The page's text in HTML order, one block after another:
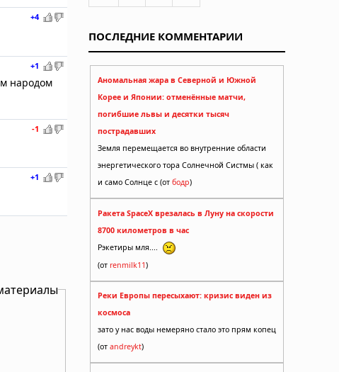
+4
+1
народом
-1
+1
ПОСЛЕДНИЕ КОММЕНТАРИИ
Аномальная жара в Северной и Южной
Корее и Японии: отменённые матчи,
погибшие львы и десятки тысяч
пострадавших
Земля перемещается во внутренние области
энергетического тора Солнечной Систмы ( как
и само Солнце с (от бодр)
Ракета SpaceX врезалась в Луну на скорости
8700 километров в час
Рэкетиры мля....
(от renmilk11)
Реки Европы пересыхают: кризис виден из
космоса
зато у нас воды немеряно стало это прям копец
(от andreykt)